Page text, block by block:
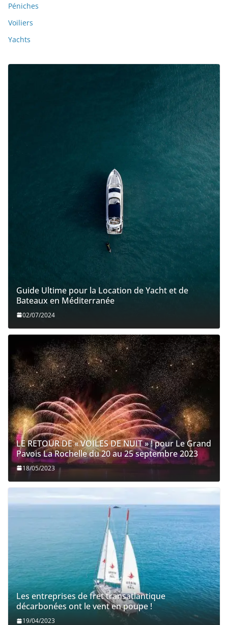
Péniches
Voiliers
Yachts
Guide Ultime pour la Location de Yacht et de
Bateaux en Méditerranée
02/07/2024
LE RETOUR DE « VOILES DE NUIT » ! pour Le Grand
Pavois La Rochelle du 20 au 25 septembre 2023
18/05/2023
Les entreprises de fret transatlantique
décarbonées ont le vent en poupe !
19/04/2023